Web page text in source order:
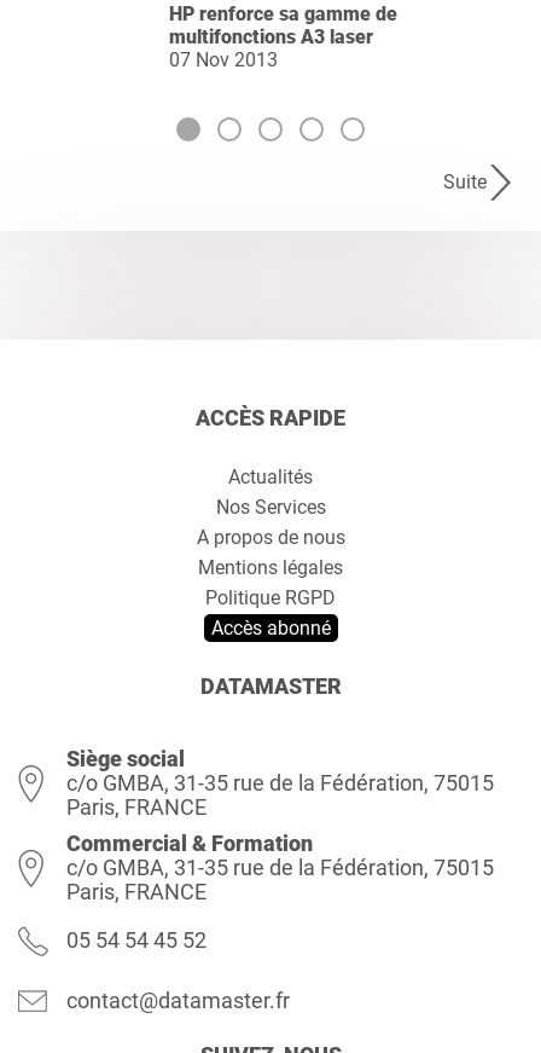
HP renforce sa gamme de
multifonctions A3 laser
07 Nov 2013
Suite
ACCÈS RAPIDE
Actualités
Nos Services
A propos de nous
Mentions légales
Politique RGPD
Accès abonné
DATAMASTER
Siège social
c/o GMBA, 31-35 rue de la Fédération, 75015
Paris, FRANCE
Commercial & Formation
c/o GMBA, 31-35 rue de la Fédération, 75015
Paris, FRANCE
05 54 54 45 52
contact@datamaster.fr